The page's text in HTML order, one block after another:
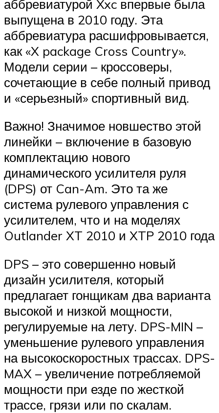
аббревиатурой Xxc впервые была
выпущена в 2010 году. Эта
аббревиатура расшифровывается,
как «X package Cross Country».
Модели серии – кроссоверы,
сочетающие в себе полный привод
и «серьезный» спортивный вид.
Важно! Значимое новшество этой
линейки – включение в базовую
комплектацию нового
динамического усилителя руля
(DPS) от Can-Am. Это та же
система рулевого управления с
усилителем, что и на моделях
Outlander XT 2010 и XTP 2010 года
DPS – это совершенно новый
дизайн усилителя, который
предлагает гонщикам два варианта
высокой и низкой мощности,
регулируемые на лету. DPS-MIN –
уменьшение рулевого управления
на высокоскоростных трассах. DPS-
MAX – увеличение потребляемой
мощности при езде по жесткой
трассе, грязи или по скалам.